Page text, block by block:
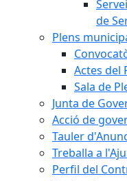
de
Plens
Actes del
Sala de
Junta de
Acció de
Tauler
Treballa a
Perfil del